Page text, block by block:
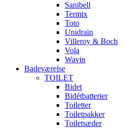
Sanibell
Termix
Toto
Unidrain
Villeroy & Boch
Vola
Wavin
Badeværelse
TOILET
Bidet
Bidétbatterier
Toiletter
Toiletpakker
Toiletsæder